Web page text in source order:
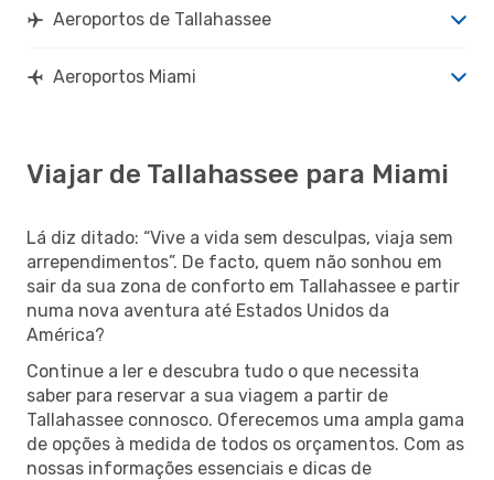
Aeroportos de Tallahassee
Aeroportos Miami
Viajar de Tallahassee para Miami
Lá diz ditado: “Vive a vida sem desculpas, viaja sem
arrependimentos”. De facto, quem não sonhou em
sair da sua zona de conforto em Tallahassee e partir
numa nova aventura até Estados Unidos da
América?
Continue a ler e descubra tudo o que necessita
saber para reservar a sua viagem a partir de
Tallahassee connosco. Oferecemos uma ampla gama
de opções à medida de todos os orçamentos. Com as
nossas informações essenciais e dicas de